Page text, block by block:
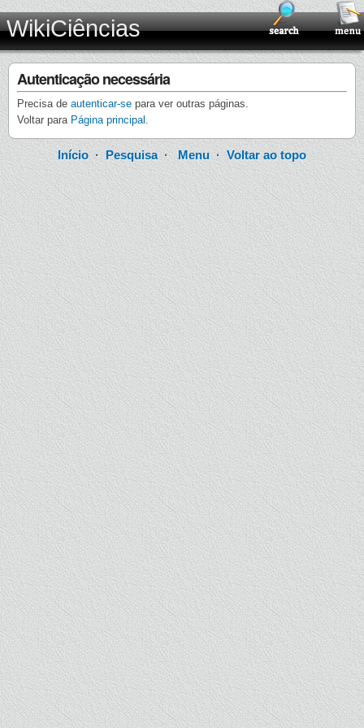
WikiCiências
Autenticação necessária
Precisa de autenticar-se para ver outras páginas.
Voltar para Página principal .
Início · Pesquisa·Menu ·Voltar ao topo